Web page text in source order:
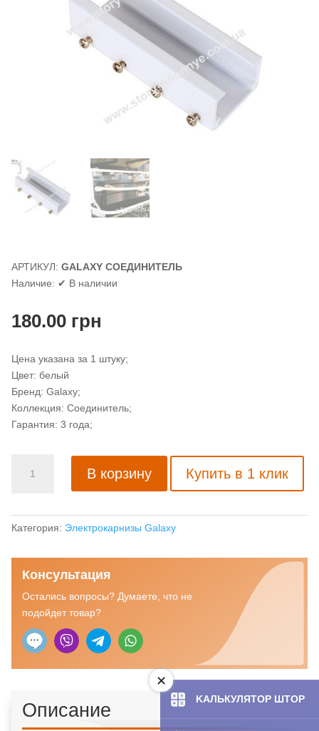
АРТИКУЛ: GALAXY СОЕДИНИТЕЛЬ
Наличие: ✔ В наличии
180.00грн
Цена указана за 1 штуку;
Цвет: белый
Бренд: Galaxy;
Коллекция: Соединитель;
Гарантия: 3 года;
товара
Соединитель
профильного
Galaxy
В корзину Купить в 1 клик
Категория: Электрокарнизы Galaxy
Консультация
Остались вопросы? Думаете, что не
подойдет товар?
Описание
KAЛЬКУЛЯТOP ШТОР